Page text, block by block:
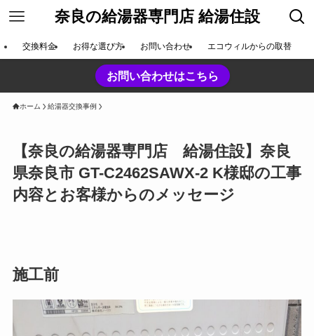
奈良の給湯器専門店 給湯住設
交換料金 お得な選び方 お問い合わせ エコウィルからの取替
お問い合わせはこちら
ホーム 給湯器交換事例
【奈良の給湯器専門店 給湯住設】奈良
県奈良市 GT-C2462SAWX-2 K様邸の工事
内容とお客様からのメッセージ
施工前